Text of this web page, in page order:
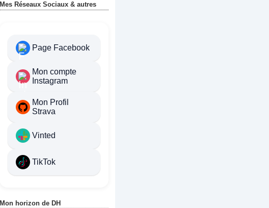
Mes Réseaux Sociaux & autres
Page Facebook
Mon compte
Instagram
Mon Profil
Strava
Vinted
TikTok
Mon horizon de DH